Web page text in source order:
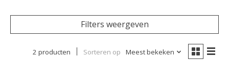
Filters weergeven
2 producten Sorteren op Meest bekeken